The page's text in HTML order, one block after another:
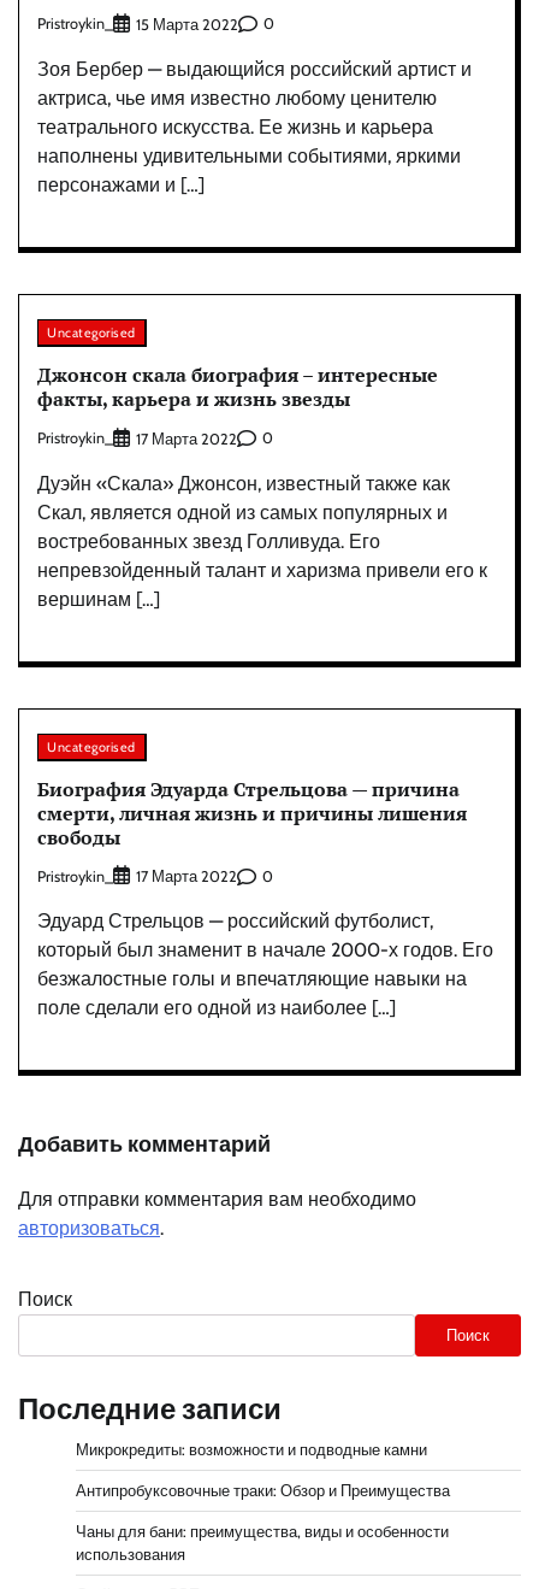
Pristroykin_ 15 Марта 2022 0
Зоя Бербер — выдающийся российский артист и
актриса, чье имя известно любому ценителю
театрального искусства. Ее жизнь и карьера
наполнены удивительными событиями, яркими
персонажами и […]
Uncategorised
Джонсон скала биография – интересные
факты, карьера и жизнь звезды
Pristroykin_ 17 Марта 2022 0
Дуэйн «Скала» Джонсон, известный также как
Скал, является одной из самых популярных и
востребованных звезд Голливуда. Его
непревзойденный талант и харизма привели его к
вершинам […]
Uncategorised
Биография Эдуарда Стрельцова — причина
смерти, личная жизнь и причины лишения
свободы
Pristroykin_ 17 Марта 2022 0
Эдуард Стрельцов — российский футболист,
который был знаменит в начале 2000-х годов. Его
безжалостные голы и впечатляющие навыки на
поле сделали его одной из наиболее […]
Добавить комментарий
Для отправки комментария вам необходимо
авторизоваться.
Поиск
Поиск
Последние записи
Микрокредиты: возможности и подводные камни
Антипробуксовочные траки: Обзор и Преимущества
Чаны для бани: преимущества, виды и особенности
использования